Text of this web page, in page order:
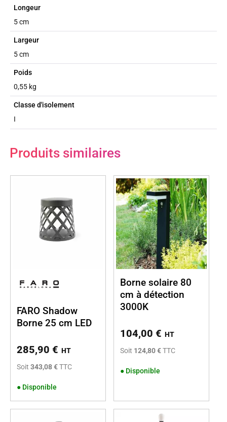
Longeur
5 cm
Largeur
5 cm
Poids
0,55 kg
Classe d'isolement
I
Produits similaires
FARO Shadow
Borne 25 cm LED
285,90 € HT
Soit 343,08 €TTC
● Disponible
Borne solaire 80
cm à détection
3000K
104,00 € HT
Soit 124,80 €TTC
● Disponible